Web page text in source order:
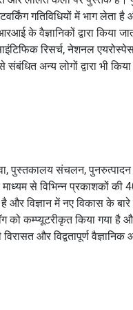
गतिविधियों में भाग
वैज्ञानिकों द्वारा किया
रिसर्च, नेशनल
अन्य लोगों द्वारा भी
पुस्तकालय संचलन,
माध्यम से विभिन्न प्रकाशकों
विज्ञान में नए विकास के
को कम्प्यूटरीकृत किया गया है
और विद्वतापूर्ण